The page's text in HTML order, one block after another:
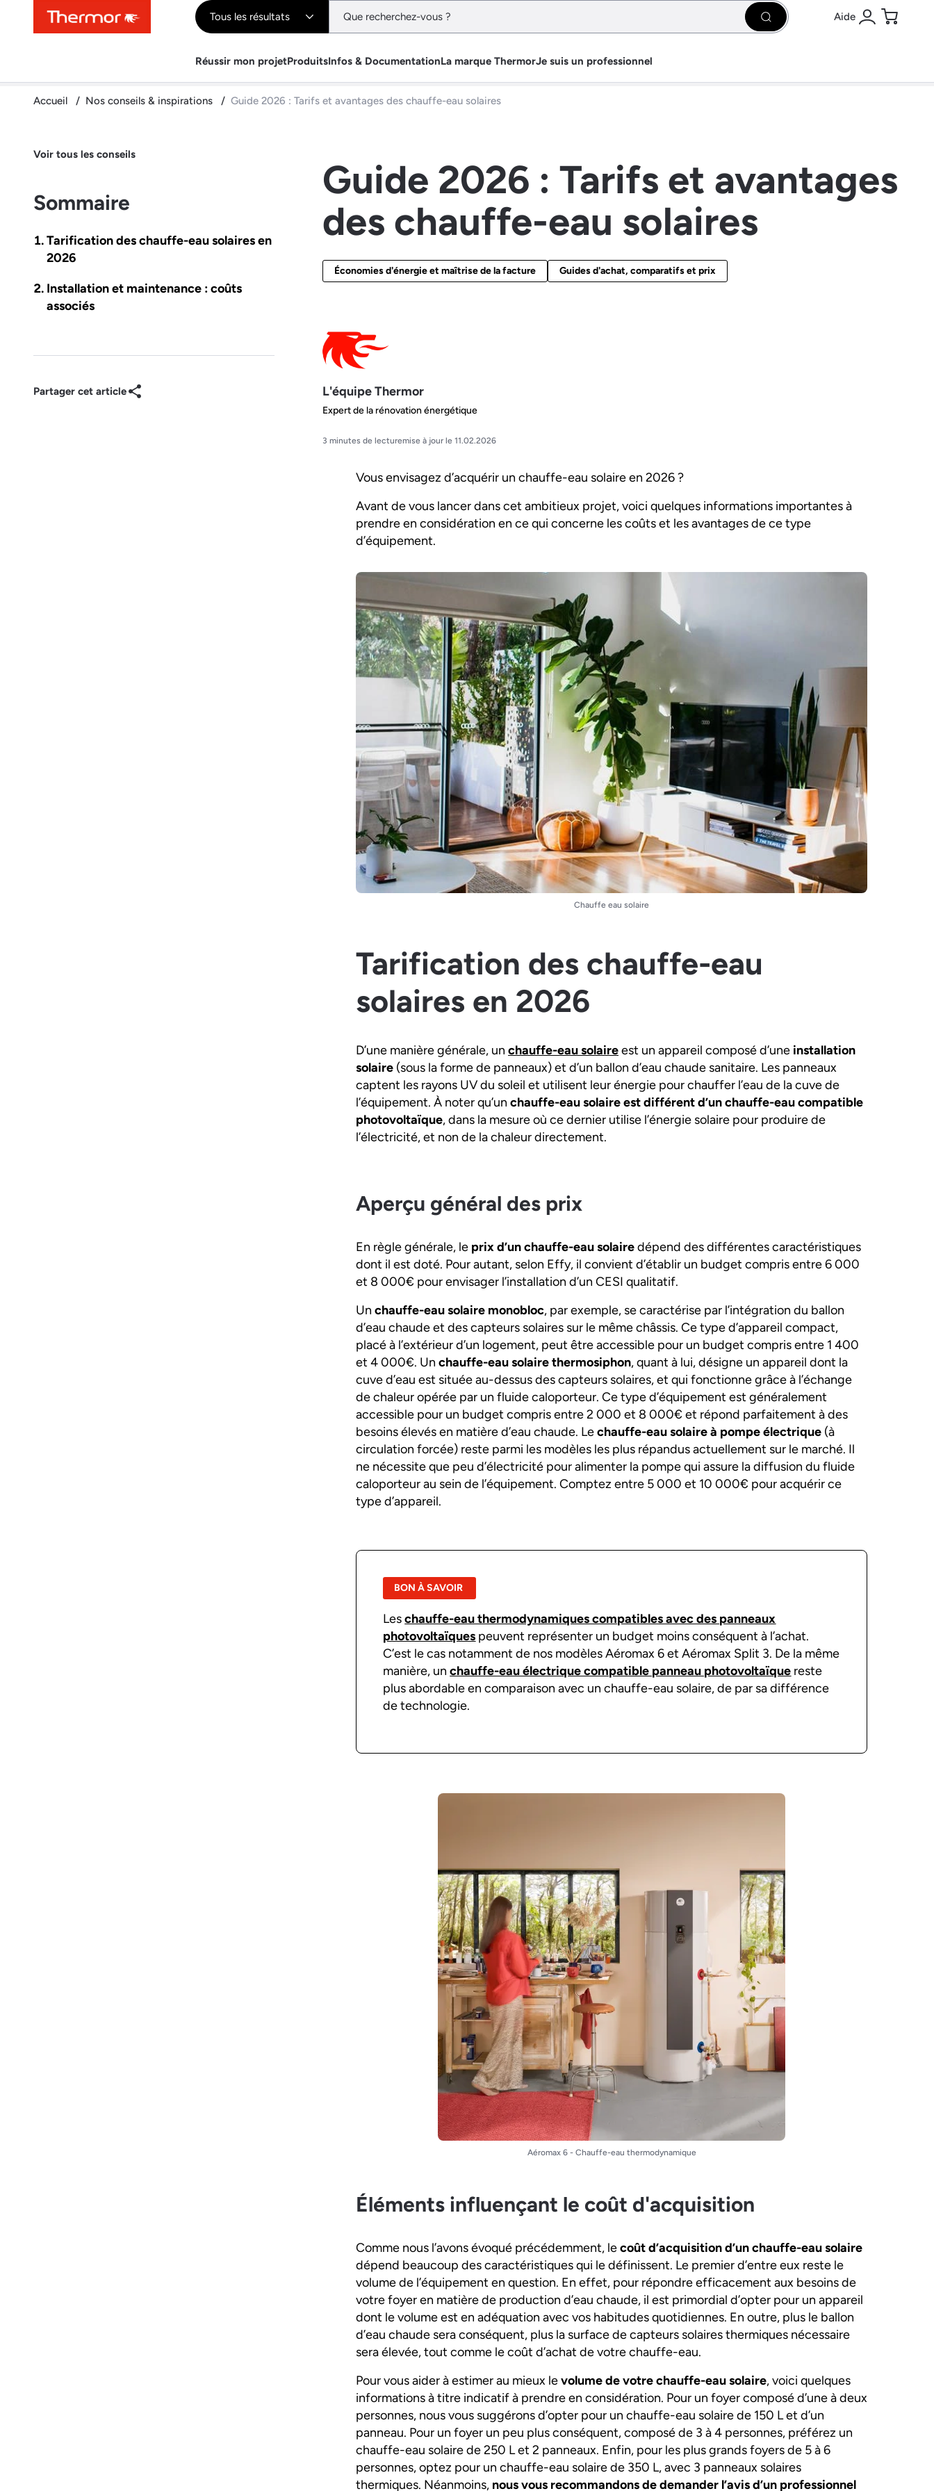
ContenuMenuRecherche Tous les résultats Rechercher Aide
Se connecter
Panier
Réussir mon projetProduitsInfos & DocumentationLa marque ThermorJe suis un professionnel
Accueil Nos conseils & inspirations Guide 2026 : Tarifs et avantages des chauffe-eau solaires
Voir tous les conseils
Sommaire
Tarification des chauffe-eau solaires en
2026
Installation et maintenance : coûts
associés
Partager cet article
Guide 2026 : Tarifs et avantages
des chauffe-eau solaires
Économies d'énergie et maîtrise de la facture Guides d'achat, comparatifs et prix
L'équipe Thermor
Expert de la rénovation énergétique
3 minutes de lecturemise à jour le 11.02.2026
Vous envisagez d’acquérir un chauffe-eau solaire en 2026 ?
Avant de vous lancer dans cet ambitieux projet, voici quelques informations importantes à
prendre en considération en ce qui concerne les coûts et les avantages de ce type
d’équipement.
Chauffe eau solaire
Tarification des chauffe-eau
solaires en 2026
D’une manière générale, un chauffe-eau solaireest un appareil composé d’une installation
solaire (sous la forme de panneaux) et d’un ballon d’eau chaude sanitaire. Les panneaux
captent les rayons UV du soleil et utilisent leur énergie pour chauffer l’eau de la cuve de
l’équipement. À noter qu’un chauffe-eau solaire est différent d’un chauffe-eau compatible
photovoltaïque, dans la mesure où ce dernier utilise l’énergie solaire pour produire de
l’électricité, et non de la chaleur directement.
Aperçu général des prix
En règle générale, le prix d’un chauffe-eau solairedépend des différentes caractéristiques
dont il est doté. Pour autant, selon Effy, il convient d’établir un budget compris entre 6 000
et 8 000€ pour envisager l’installation d’un CESI qualitatif.
Un chauffe-eau solaire monobloc, par exemple, se caractérise par l’intégration du ballon
d’eau chaude et des capteurs solaires sur le même châssis. Ce type d’appareil compact,
placé à l’extérieur d’un logement, peut être accessible pour un budget compris entre 1 400
et 4 000€. Un chauffe-eau solaire thermosiphon, quant à lui, désigne un appareil dont la
cuve d’eau est située au-dessus des capteurs solaires, et qui fonctionne grâce à l’échange
de chaleur opérée par un fluide caloporteur. Ce type d’équipement est généralement
accessible pour un budget compris entre 2 000 et 8 000€ et répond parfaitement à des
besoins élevés en matière d’eau chaude. Lechauffe-eau solaire à pompe électrique (à
circulation forcée) reste parmi les modèles les plus répandus actuellement sur le marché. Il
ne nécessite que peu d’électricité pour alimenter la pompe qui assure la diffusion du fluide
caloporteur au sein de l’équipement. Comptez entre 5 000 et 10 000€ pour acquérir ce
type d’appareil.
BON À SAVOIR
Leschauffe-eau thermodynamiques compatibles avec des panneaux
photovoltaïques peuvent représenter un budget moins conséquent à l’achat.
C’est le cas notamment de nos modèles Aéromax 6 et Aéromax Split 3. De la même
manière, unchauffe-eau électrique compatible panneau photovoltaïque reste
plus abordable en comparaison avec un chauffe-eau solaire, de par sa différence
de technologie.
Aéromax 6 - Chauffe-eau thermodynamique
Éléments influençant le coût d'acquisition
Comme nous l’avons évoqué précédemment, lecoût d’acquisition d’un chauffe-eau solaire
dépend beaucoup des caractéristiques qui le définissent. Le premier d’entre eux reste le
volume de l’équipement en question. En effet, pour répondre efficacement aux besoins de
votre foyer en matière de production d’eau chaude, il est primordial d’opter pour un appareil
dont le volume est en adéquation avec vos habitudes quotidiennes. En outre, plus le ballon
d’eau chaude sera conséquent, plus la surface de capteurs solaires thermiques nécessaire
sera élevée, tout comme le coût d’achat de votre chauffe-eau.
Pour vous aider à estimer au mieux levolume de votre chauffe-eau solaire, voici quelques
informations à titre indicatif à prendre en considération. Pour un foyer composé d’une à deux
personnes, nous vous suggérons d’opter pour un chauffe-eau solaire de 150 L et d’un
panneau. Pour un foyer un peu plus conséquent, composé de 3 à 4 personnes, préférez un
chauffe-eau solaire de 250 L et 2 panneaux. Enfin, pour les plus grands foyers de 5 à 6
personnes, optez pour un chauffe-eau solaire de 350 L, avec 3 panneaux solaires
thermiques. Néanmoins, nous vous recommandons de demander l’avis d’un professionnel